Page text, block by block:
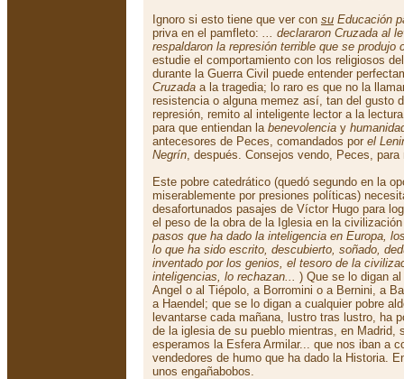
Ignoro si esto tiene que ver con su Educación
priva en el pamfleto: ... declararon Cruzada al
respaldaron la represión terrible que se produjo
estudie el comportamiento con los religiosos
durante la Guerra Civil puede entender
Cruzada a la tragedia; lo raro es que no la
resistencia o alguna memez así, tan del gusto
represión, remito al inteligente lector a la
para que entiendan la benevolencia y
antecesores de Peces, comandados por el
Negrín, después. Consejos vendo, Peces, para
Este pobre catedrático (quedó segundo en la
miserablemente por presiones políticas)
desafortunados pasajes de Víctor Hugo para
el peso de la obra de la Iglesia en la
pasos que ha dado la inteligencia en Europa,
lo que ha sido escrito, descubierto, soñado,
inventado por los genios, el tesoro de la
inteligencias, lo rechazan... ) Que se lo digan
Angel o al Tiépolo, a Borromini o a Bernini, a
a Haendel; que se lo digan a cualquier pobre
levantarse cada mañana, lustro tras lustro, ha
de la iglesia de su pueblo mientras, en Madrid,
esperamos la Esfera Armilar... que nos iban a
vendedores de humo que ha dado la Historia.
unos engañabobos.